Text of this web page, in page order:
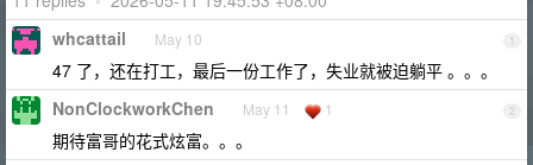
1
whcattail May 10
47 了，还在打工，最后一份工作了，失业就被迫躺平 。。。
2
NonClockworkChen May 11 1
期待富哥的花式炫富。。。